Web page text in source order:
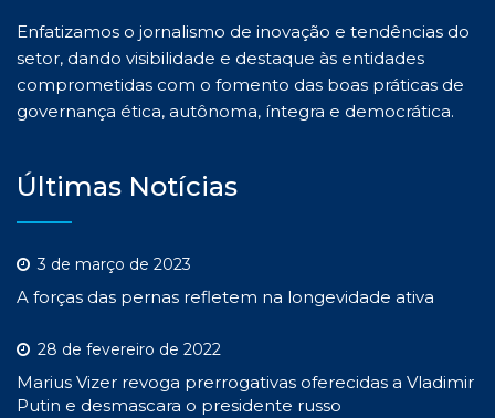
Enfatizamos o jornalismo de inovação e tendências do
setor, dando visibilidade e destaque às entidades
comprometidas com o fomento das boas práticas de
governança ética, autônoma, íntegra e democrática.
Últimas Notícias
3 de março de 2023
A forças das pernas refletem na longevidade ativa
28 de fevereiro de 2022
Marius Vizer revoga prerrogativas oferecidas a Vladimir
Putin e desmascara o presidente russo